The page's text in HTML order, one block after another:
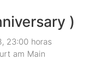
)
23:00 horas
am Main